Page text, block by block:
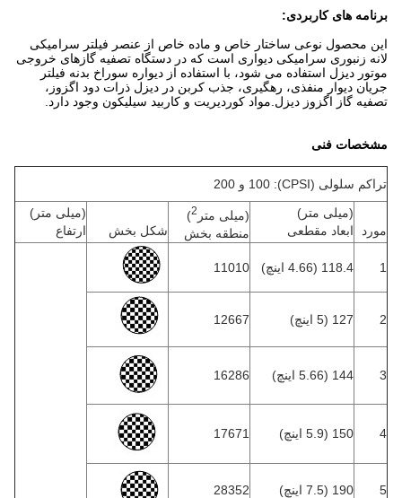
برنامه های کاربردی:
این محصول نوعی ساختار خاص و ماده خاص از عنصر فیلتر سرامیکی
لانه زنبوری سرامیکی دیواری است که در دستگاه تصفیه گازهای خروجی
موتور دیزل استفاده می شود، با استفاده از دیواره سوراخ بدنه فیلتر
جریان دیوار منفذی، رهگیری، جذب کربن در دیزل ذرات دود اگزوز،
تصفیه گاز اگزوز دیزل.مواد کوردیریت و کاربید سیلیکون وجود دارد.
مشخصات فنی
تراکم سلولی (CPSI): 100 و 200
مورد
(میلی متر)
ابعاد مقطعی
(میلی متر )
منطقه بخش
شکل بخش
(میلی متر)
ارتفاع
118.4 (4.66 اینچ) 11010
127 (5 اینچ) 12667
144 (5.66 اینچ) 16286
4 150 (5.9 اینچ) 17671
5 190 (7.5 اینچ) 28352